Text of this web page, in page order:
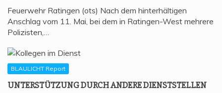
Feuerwehr Ratingen (ots) Nach dem hinterhältigen
Anschlag vom 11. Mai, bei dem in Ratingen-West mehrere
Polizisten,…
BLAULICHT Report
UNTER­STÜT­ZUNG DURCH ANDE­RE DIENSTSTELLEN